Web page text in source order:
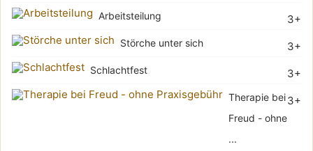
3+
Arbeitsteilung
3+
Störche unter sich
3+
Schlachtfest
3+
Therapie bei
Freud - ohne
...